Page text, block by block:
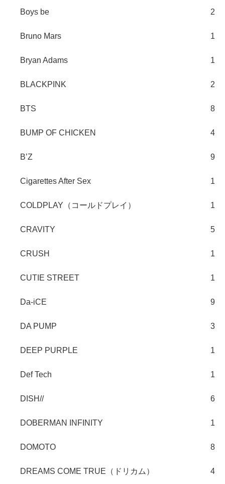
Boys be 2
Bruno Mars 1
Bryan Adams 1
BLACKPINK 2
BTS 8
BUMP OF CHICKEN 4
B’Z 9
Cigarettes After Sex 1
COLDPLAY（コールドプレイ） 1
CRAVITY 5
CRUSH 1
CUTIE STREET 1
Da-iCE 9
DA PUMP 3
DEEP PURPLE 1
Def Tech 1
DISH// 6
DOBERMAN INFINITY 1
DOMOTO 8
DREAMS COME TRUE（ドリカム） 4